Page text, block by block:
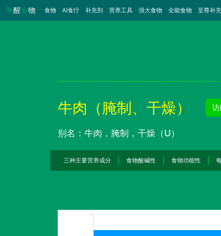
唤醒食物 食物 （当前）
AI食疗 补充剂 营养工具 强大食物 全能食物 至尊补
牛肉（腌制、干燥）
别名：牛肉，腌制，干燥（U）
三种主要营养成分 食物酸碱性 食物功能性